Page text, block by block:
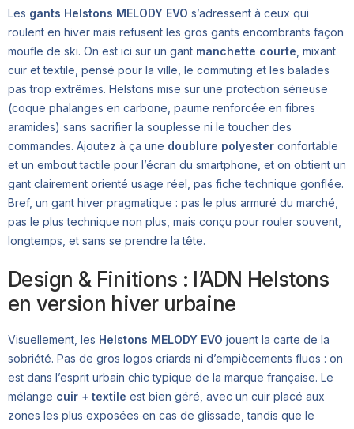
Les gants Helstons MELODY EVO s’adressent à ceux qui
roulent en hiver mais refusent les gros gants encombrants façon
moufle de ski. On est ici sur un gant manchette courte , mixant
cuir et textile, pensé pour la ville, le commuting et les balades
pas trop extrêmes. Helstons mise sur une protection sérieuse
(coque phalanges en carbone, paume renforcée en fibres
aramides) sans sacrifier la souplesse ni le toucher des
commandes. Ajoutez à ça une doublure polyester confortable
et un embout tactile pour l’écran du smartphone, et on obtient un
gant clairement orienté usage réel, pas fiche technique gonflée.
Bref, un gant hiver pragmatique : pas le plus armuré du marché,
pas le plus technique non plus, mais conçu pour rouler souvent,
longtemps, et sans se prendre la tête.
Design & Finitions : l’ADN Helstons
en version hiver urbaine
Visuellement, les Helstons MELODY EVO jouent la carte de la
sobriété. Pas de gros logos criards ni d’empiècements fluos : on
est dans l’esprit urbain chic typique de la marque française. Le
mélange cuir + textile est bien géré, avec un cuir placé aux
zones les plus exposées en cas de glissade, tandis que le